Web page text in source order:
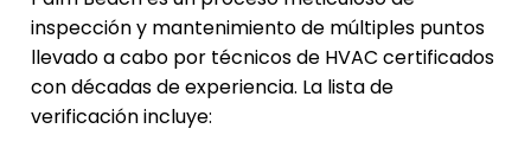
inspección y mantenimiento de múltiples puntos
llevado a cabo por técnicos de HVAC certificados
con décadas de experiencia. La lista de
verificación incluye: